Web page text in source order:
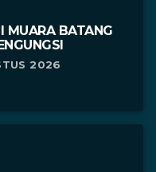
MUARA BATANG
2026